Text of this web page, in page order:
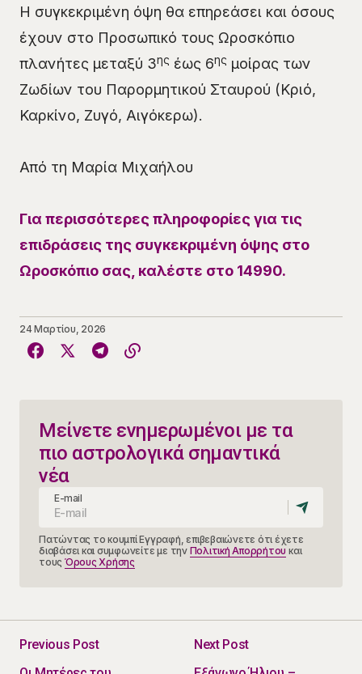
Η συγκεκριμένη όψη θα επηρεάσει και όσους
έχουν στο Προσωπικό τους Ωροσκόπιο
πλανήτες μεταξύ 3ης έως 6ης μοίρας των
Ζωδίων του Παρορμητικού Σταυρού (Κριό,
Καρκίνο, Ζυγό, Αιγόκερω).
Από τη Μαρία Μιχαήλου
Για περισσότερες πληροφορίες για τις
επιδράσεις της συγκεκριμένη όψης στο
Ωροσκόπιο σας, καλέστε στο 14990.
24 Μαρτίου, 2026
Μείνετε ενημερωμένοι με τα
πιο αστρολογικά σημαντικά
νέα
E-mail
Πατώντας το κουμπί Εγγραφή, επιβεβαιώνετε ότι έχετε
διαβάσει και συμφωνείτε με την Πολιτική Απορρήτου και
τους Όρους Χρήσης
Previous Post
Next Post